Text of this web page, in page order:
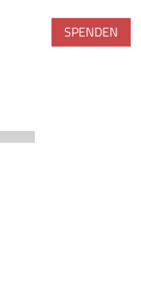
SPENDEN